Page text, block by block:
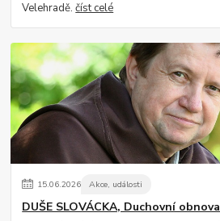
Velehradě.číst celé
15.06.2026 Akce, události
DUŠE SLOVÁCKA, Duchovní obnova